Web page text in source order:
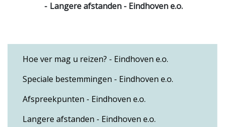
Langere afstanden - Eindhoven e.o.
Hoe ver mag u reizen? - Eindhoven e.o.
Speciale bestemmingen - Eindhoven e.o.
Afspreekpunten - Eindhoven e.o.
Langere afstanden - Eindhoven e.o.